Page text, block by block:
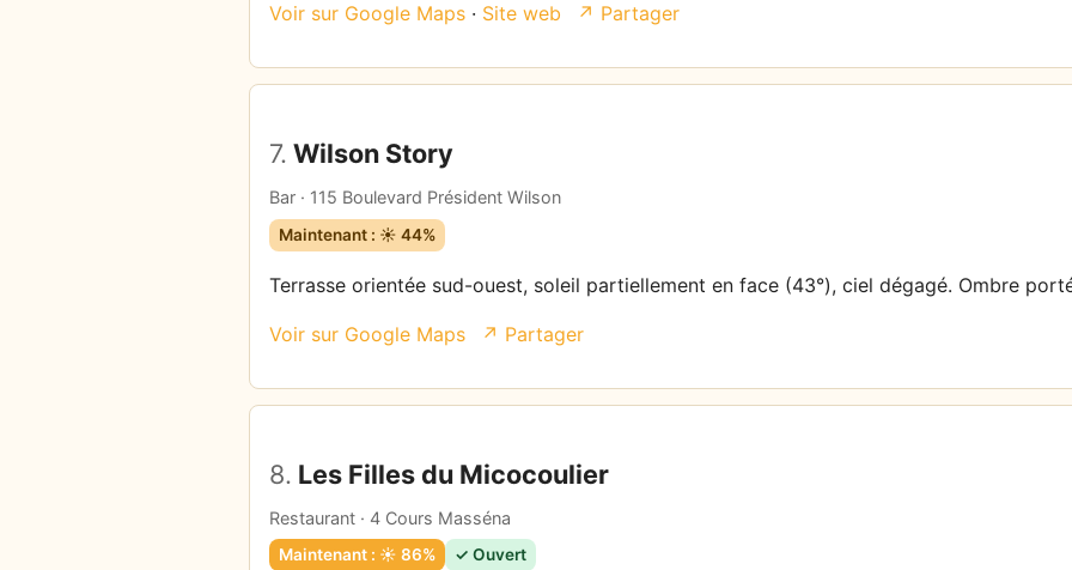
Voir sur Google Maps · Site web ↗ Partager
7. Wilson Story
Bar · 115 Boulevard Président Wilson
Maintenant : ☀️ 44%
Terrasse orientée sud-ouest, soleil partiellement en face (43°), ciel dégagé. Ombre
Voir sur Google Maps ↗ Partager
8. Les Filles du Micocoulier
Restaurant · 4 Cours Masséna
Maintenant : ☀️ 86% ✓ Ouvert